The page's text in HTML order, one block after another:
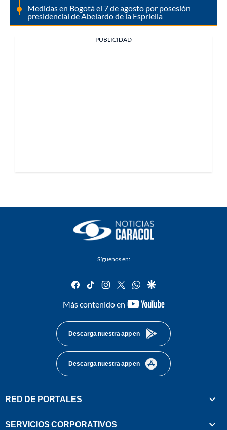
Medidas en Bogotá el 7 de agosto por posesión
presidencial de Abelardo de la Espriella
PUBLICIDAD
Síguenos en:
facebook
tiktok instagram
twitterwhatsapp
google
Más contenido en
youtube-
Descarga nuestra app en
Descarga nuestra app en
RED DE PORTALES
SERVICIOS CORPORATIVOS